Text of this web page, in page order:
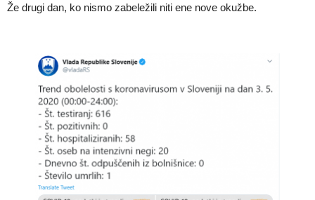
Že drugi dan, ko nismo zabeležili niti ene nove okužbe.